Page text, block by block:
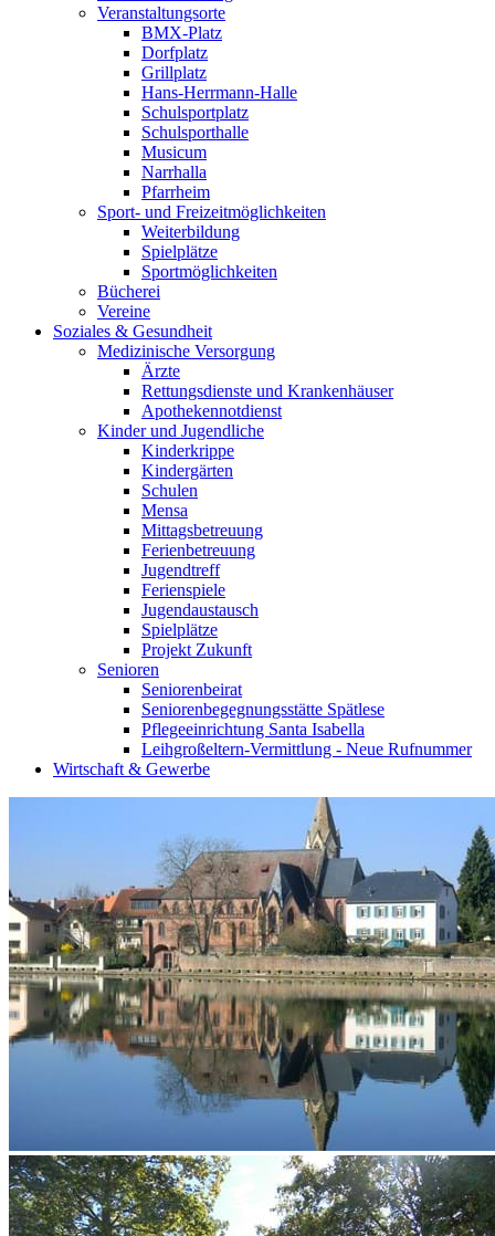
Veranstaltungsorte
BMX-Platz
Dorfplatz
Grillplatz
Hans-Herrmann-Halle
Schulsportplatz
Schulsporthalle
Musicum
Narrhalla
Pfarrheim
Sport- und Freizeitmöglichkeiten
Weiterbildung
Spielplätze
Sportmöglichkeiten
Bücherei
Vereine
Soziales & Gesundheit
Medizinische Versorgung
Ärzte
Rettungsdienste und Krankenhäuser
Apothekennotdienst
Kinder und Jugendliche
Kinderkrippe
Kindergärten
Schulen
Mensa
Mittagsbetreuung
Ferienbetreuung
Jugendtreff
Ferienspiele
Jugendaustausch
Spielplätze
Projekt Zukunft
Senioren
Seniorenbeirat
Seniorenbegegnungsstätte Spätlese
Pflegeeinrichtung Santa Isabella
Leihgroßeltern-Vermittlung - Neue Rufnummer
Wirtschaft & Gewerbe